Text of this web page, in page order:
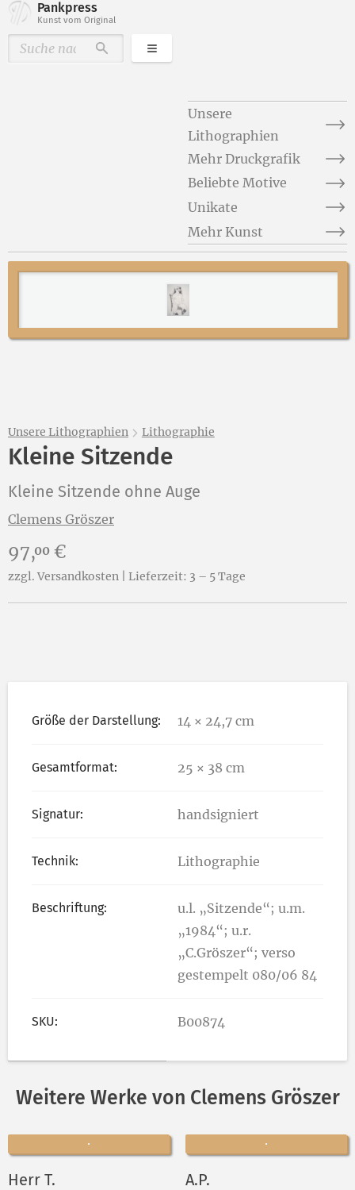
Pankpress
Kunst vom Original
DurchsuchenKategorien
Unsere
Lithographien
Mehr Druckgrafik
Beliebte Motive
Unikate
Mehr Kunst
Unsere Lithographien Lithographie
Kleine Sitzende
Kleine Sitzende ohne Auge
Clemens Gröszer
Preis:
97,00 €
zzgl. Versandkosten | Lieferzeit: 3 – 5 Tage
Größe der Darstellung: 14 × 24,7 cm
Gesamtformat: 25 × 38 cm
Signatur: handsigniert
Technik: Lithographie
Beschriftung:
u.l. „Sitzende“; u.m.
„1984“; u.r.
„C.Gröszer“; verso
gestempelt 080/06 84
SKU: B00874
Weitere Werke von Clemens Gröszer
Herr T. A.P.